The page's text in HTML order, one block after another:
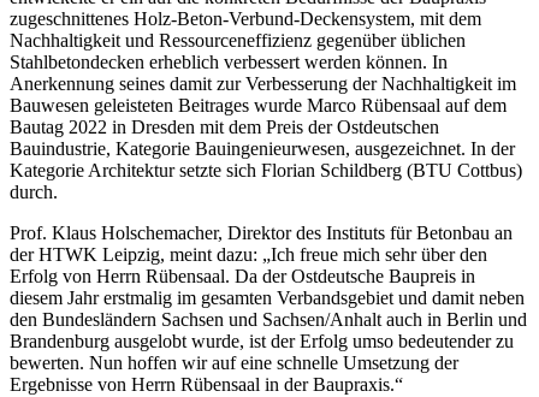
zugeschnittenes Holz-Beton-Verbund-Deckensystem, mit dem
Nachhaltigkeit und Ressourceneffizienz gegenüber üblichen
Stahlbetondecken erheblich verbessert werden können. In
Anerkennung seines damit zur Verbesserung der Nachhaltigkeit im
Bauwesen geleisteten Beitrages wurde Marco Rübensaal auf dem
Bautag 2022 in Dresden mit dem Preis der Ostdeutschen
Bauindustrie, Kategorie Bauingenieurwesen, ausgezeichnet. In der
Kategorie Architektur setzte sich Florian Schildberg (BTU Cottbus)
durch.
Prof. Klaus Holschemacher, Direktor des Instituts für Betonbau an
der HTWK Leipzig, meint dazu: „Ich freue mich sehr über den
Erfolg von Herrn Rübensaal. Da der Ostdeutsche Baupreis in
diesem Jahr erstmalig im gesamten Verbandsgebiet und damit neben
den Bundesländern Sachsen und Sachsen/Anhalt auch in Berlin und
Brandenburg ausgelobt wurde, ist der Erfolg umso bedeutender zu
bewerten. Nun hoffen wir auf eine schnelle Umsetzung der
Ergebnisse von Herrn Rübensaal in der Baupraxis.“